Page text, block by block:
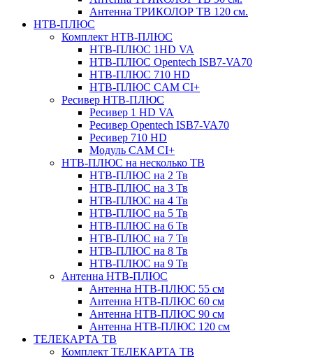
Антенна ТРИКОЛОР ТВ 120 см.
НТВ-ПЛЮС
Комплект НТВ-ПЛЮС
НТВ-ПЛЮС 1HD VA
НТВ-ПЛЮС Opentech ISB7-VA70
НТВ-ПЛЮС 710 HD
НТВ-ПЛЮС CAM CI+
Ресивер НТВ-ПЛЮС
Ресивер 1 HD VA
Ресивер Opentech ISB7-VA70
Ресивер 710 HD
Модуль CAM CI+
НТВ-ПЛЮС на несколько ТВ
НТВ-ПЛЮС на 2 Тв
НТВ-ПЛЮС на 3 Тв
НТВ-ПЛЮС на 4 Тв
НТВ-ПЛЮС на 5 Тв
НТВ-ПЛЮС на 6 Тв
НТВ-ПЛЮС на 7 Тв
НТВ-ПЛЮС на 8 Тв
НТВ-ПЛЮС на 9 Тв
Антенна НТВ-ПЛЮС
Антенна НТВ-ПЛЮС 55 см
Антенна НТВ-ПЛЮС 60 см
Антенна НТВ-ПЛЮС 90 см
Антенна НТВ-ПЛЮС 120 см
ТЕЛЕКАРТА ТВ
Комплект ТЕЛЕКАРТА ТВ